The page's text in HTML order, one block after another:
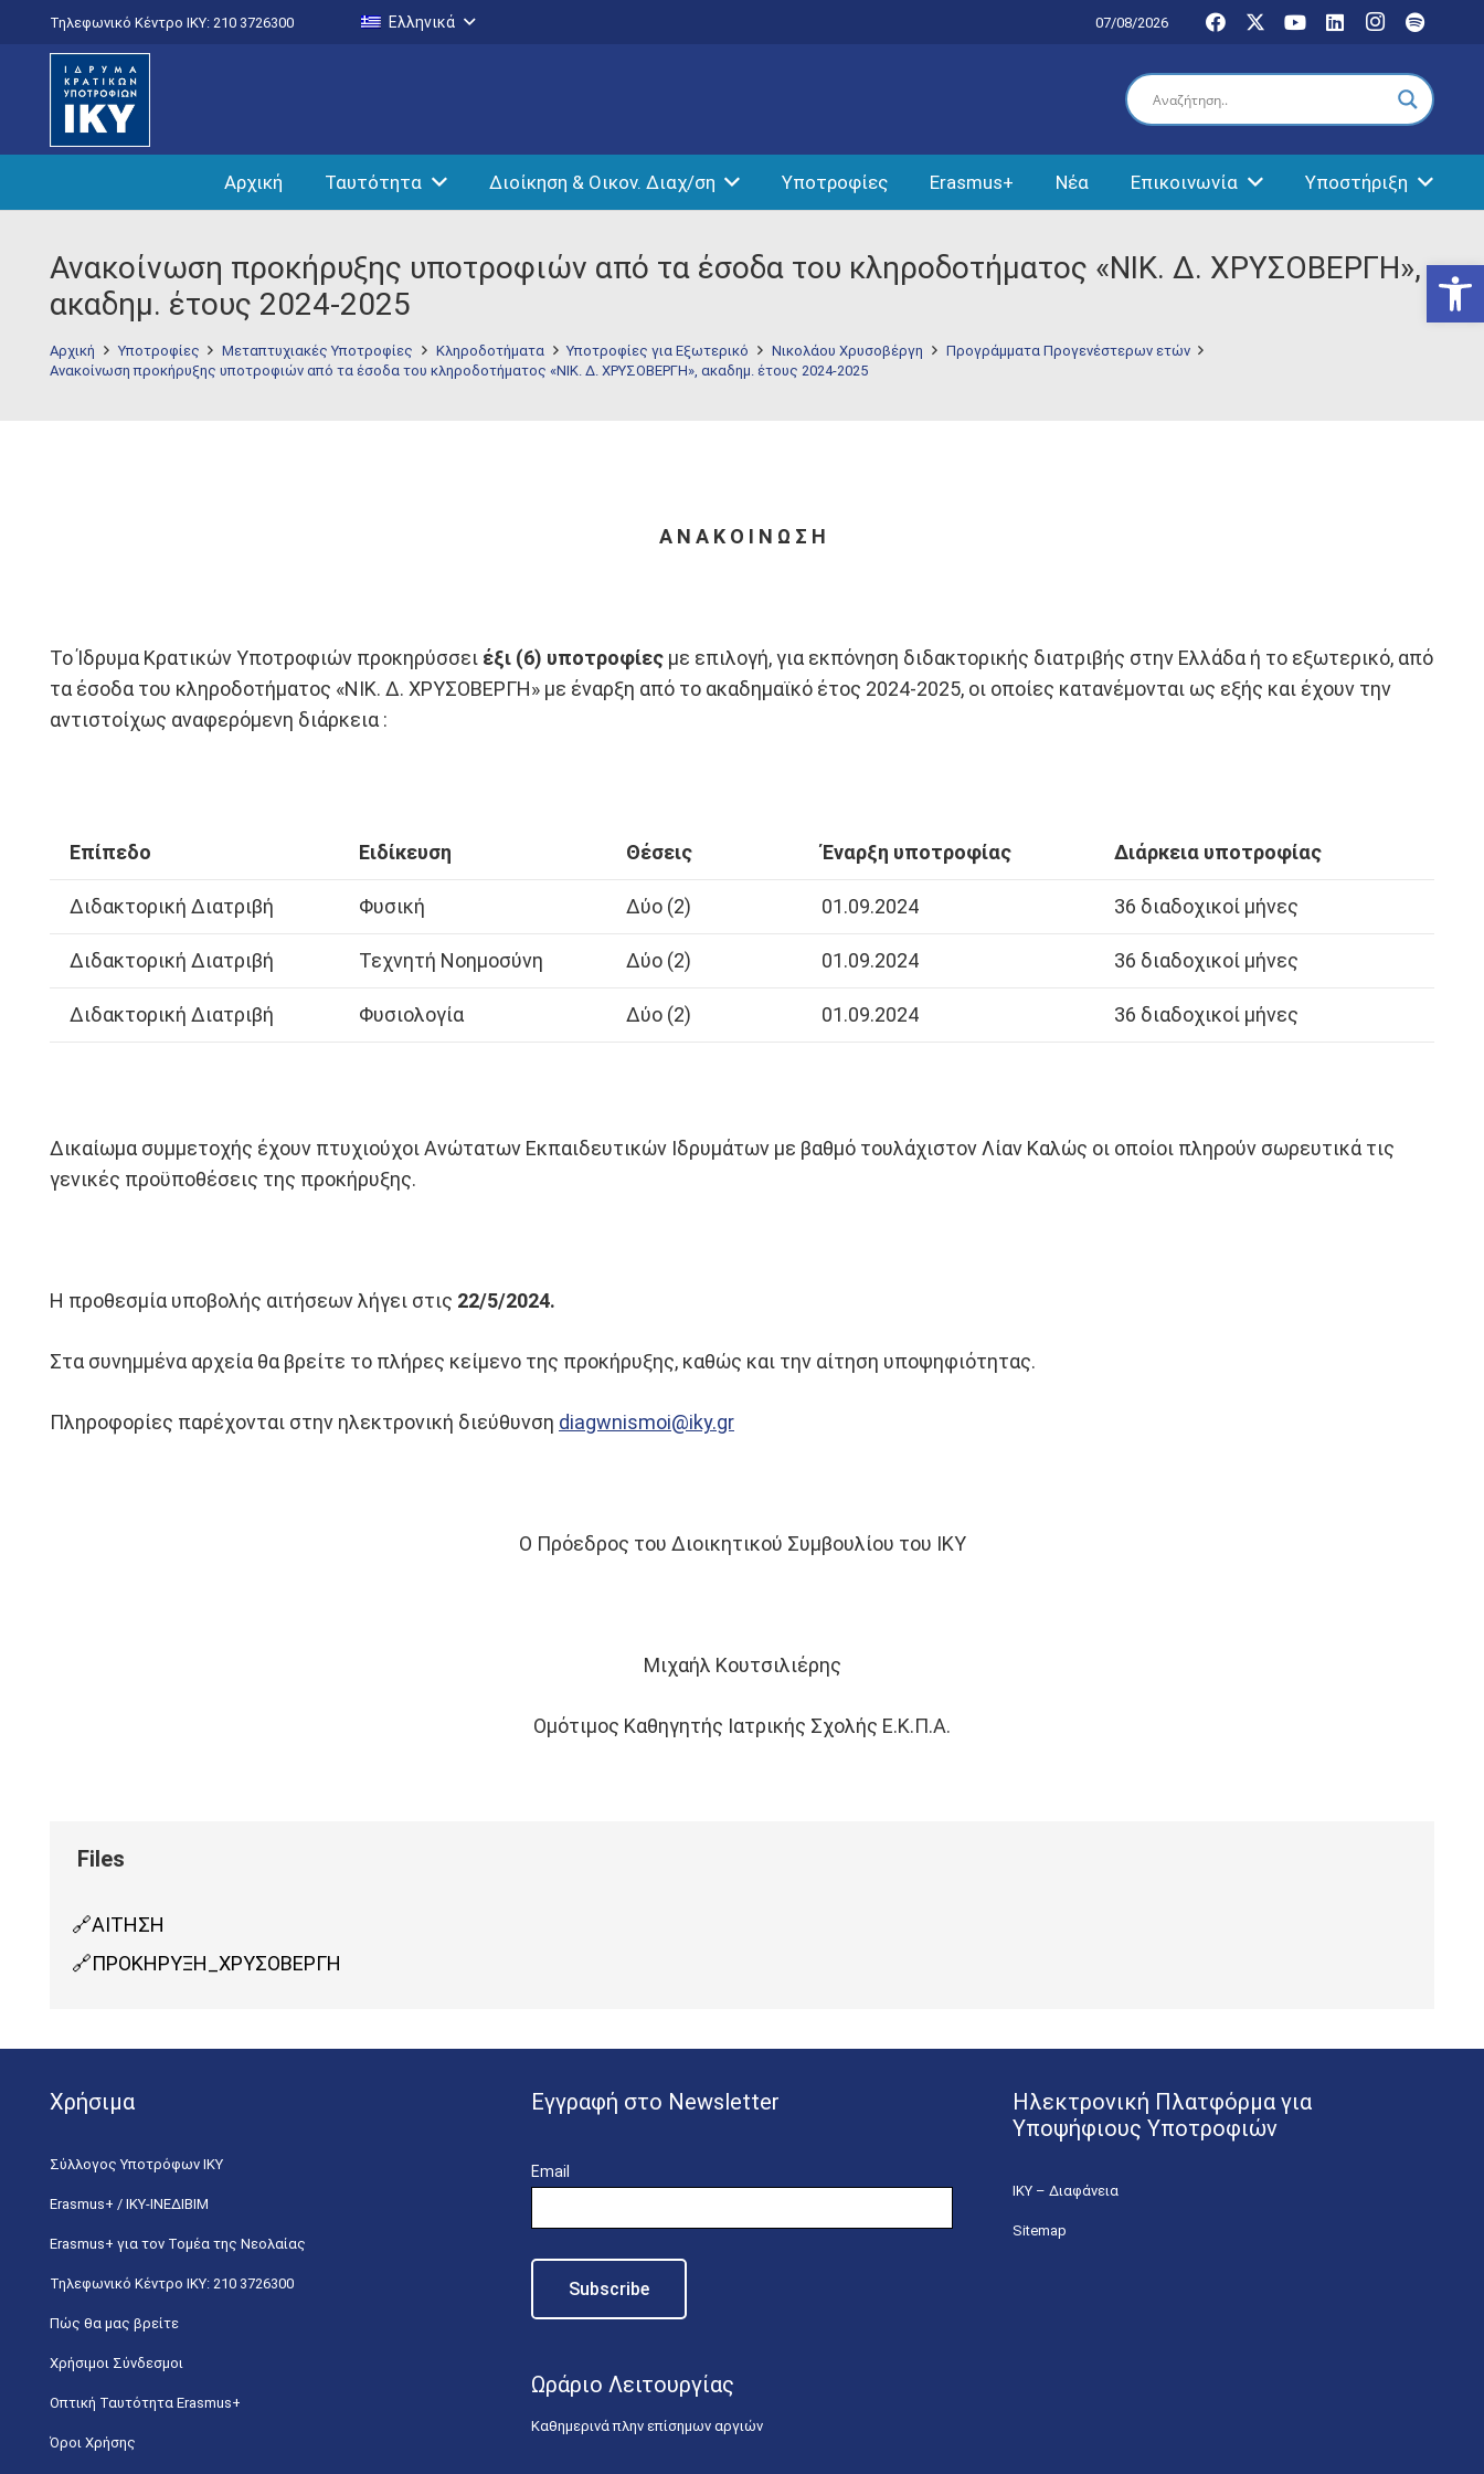
Τηλεφωνικό Κέντρο IKY: 210 3726300 Ελληνικά 07/08/2026
Αρχική Ταυτότητα Διοίκηση & Οικον. Διαχ/ση Υποτροφίες Erasmus+ Νέα Επικοινωνία Υποστήριξη
Ανακοίνωση προκήρυξης υποτροφιών από τα έσοδα του κληροδοτήματος «ΝΙΚ. Δ. ΧΡΥΣΟΒΕΡΓΗ»,
ακαδημ. έτους 2024-2025
Αρχική Υποτροφίες Μεταπτυχιακές Υποτροφίες Κληροδοτήματα Υποτροφίες για Εξωτερικό Νικολάου Χρυσοβέργη
Προγράμματα Προγενέστερων ετών
Ανακοίνωση προκήρυξης υποτροφιών από τα έσοδα του κληροδοτήματος «ΝΙΚ. Δ. ΧΡΥΣΟΒΕΡΓΗ», ακαδημ. έτους 2024-2025
Α Ν Α Κ Ο Ι Ν Ω Σ Η
Το Ίδρυμα Κρατικών Υποτροφιών προκηρύσσει έξι (6) υποτροφίες με επιλογή, για εκπόνηση διδακτορικής διατριβής στην Ελλάδα ή το εξωτερικό, από
τα έσοδα του κληροδοτήματος «ΝΙΚ. Δ. ΧΡΥΣΟΒΕΡΓΗ» με έναρξη από το ακαδημαϊκό έτος 2024-2025, οι οποίες κατανέμονται ως εξής και έχουν την
αντιστοίχως αναφερόμενη διάρκεια :
Επίπεδο Ειδίκευση Θέσεις Έναρξη υποτροφίας Διάρκεια υποτροφίας
Διδακτορική Διατριβή Φυσική Δύο (2) 01.09.2024 36 διαδοχικοί μήνες
Διδακτορική Διατριβή Τεχνητή Νοημοσύνη Δύο (2) 01.09.2024 36 διαδοχικοί μήνες
Διδακτορική Διατριβή Φυσιολογία Δύο (2) 01.09.2024 36 διαδοχικοί μήνες
Δικαίωμα συμμετοχής έχουν πτυχιούχοι Ανώτατων Εκπαιδευτικών Ιδρυμάτων με βαθμό τουλάχιστον Λίαν Καλώς οι οποίοι πληρούν σωρευτικά τις
γενικές προϋποθέσεις της προκήρυξης.
H προθεσμία υποβολής αιτήσεων λήγει στις 22/5/2024.
Στα συνημμένα αρχεία θα βρείτε το πλήρες κείμενο της προκήρυξης, καθώς και την αίτηση υποψηφιότητας.
Πληροφορίες παρέχονται στην ηλεκτρονική διεύθυνση diagwnismoi@iky.gr
Ο Πρόεδρος του Διοικητικού Συμβουλίου του ΙΚΥ
Μιχαήλ Κουτσιλιέρης
Ομότιμος Καθηγητής Ιατρικής Σχολής Ε.Κ.Π.Α.
ΑΙΤΗΣΗ
ΠΡΟΚΗΡΥΞΗ_ΧΡΥΣΟΒΕΡΓΗ
Χρήσιμα
Σύλλογος Υποτρόφων ΙΚΥ
Erasmus+ / ΙΚΥ-ΙΝΕΔΙΒΙΜ
Erasmus+ για τον Τομέα της Νεολαίας
Τηλεφωνικό Κέντρο IKY: 210 3726300
Πώς θα μας βρείτε
Χρήσιμοι Σύνδεσμοι
Οπτική Ταυτότητα Erasmus+
Όροι Χρήσης
Εγγραφή στο Newsletter
Email
Ωράριο Λειτουργίας
Καθημερινά πλην επίσημων αργιών
Ηλεκτρονική Πλατφόρμα για
Υποψήφιους Υποτροφιών
ΙΚΥ – Διαφάνεια
Sitemap